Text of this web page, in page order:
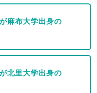
麻布大学出身の
北里大学出身の